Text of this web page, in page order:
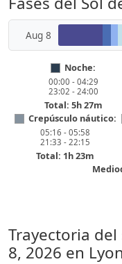
Aug 8
Noche:
00:00 - 04:29
23:02 - 24:00
Total: 5h 27m
Crepúsculo náutico:
05:16 - 05:58
21:33 - 22:15
Total: 1h 23m
Trayectoria del
8, 2026 en Lyon